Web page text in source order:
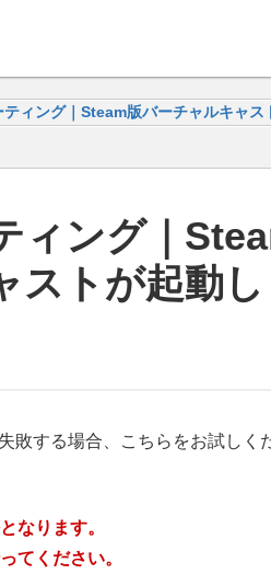
ティング｜Steam版バーチャルキャス
ィング｜
ストが起動し
敗する場合、こちらをお試しく
なります。
てください。